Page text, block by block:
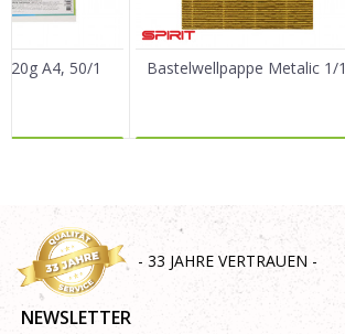
A4, 50/1 Bastelwellpappe Metalic 1/1
- 33 JAHRE VERTRAUEN -
NEWSLETTER